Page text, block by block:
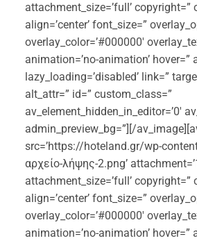
attachment_size=’full’ copyright=”
align=’center’ font_size=”
overlay_color=’#000000′
animation=’no-animation’ hover=”
lazy_loading=’disabled’ link=”
alt_attr=” id=” custom_class=”
av_element_hidden_in_editor=’0′
admin_preview_bg=”][/
src=’https://hoteland.gr/wp-
αρχείο-λήψης-2.png’
attachment_size=’full’ copyright=”
align=’center’ font_size=”
overlay_color=’#000000′
animation=’no-animation’ hover=”